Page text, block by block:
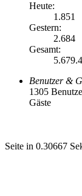
Heute:
1.851
Gestern:
2.684
Gesamt:
Benutzer &
1305
Gäste
Seite in 0.30667